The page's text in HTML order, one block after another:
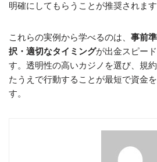
明確にしてもらうことが推奨されます
これらの実例から学べるのは、 事前
択・適切なタイミングが出金スピー
す。透明性の高いカジノを選び、規
たうえで行動することが最短で資金
す。